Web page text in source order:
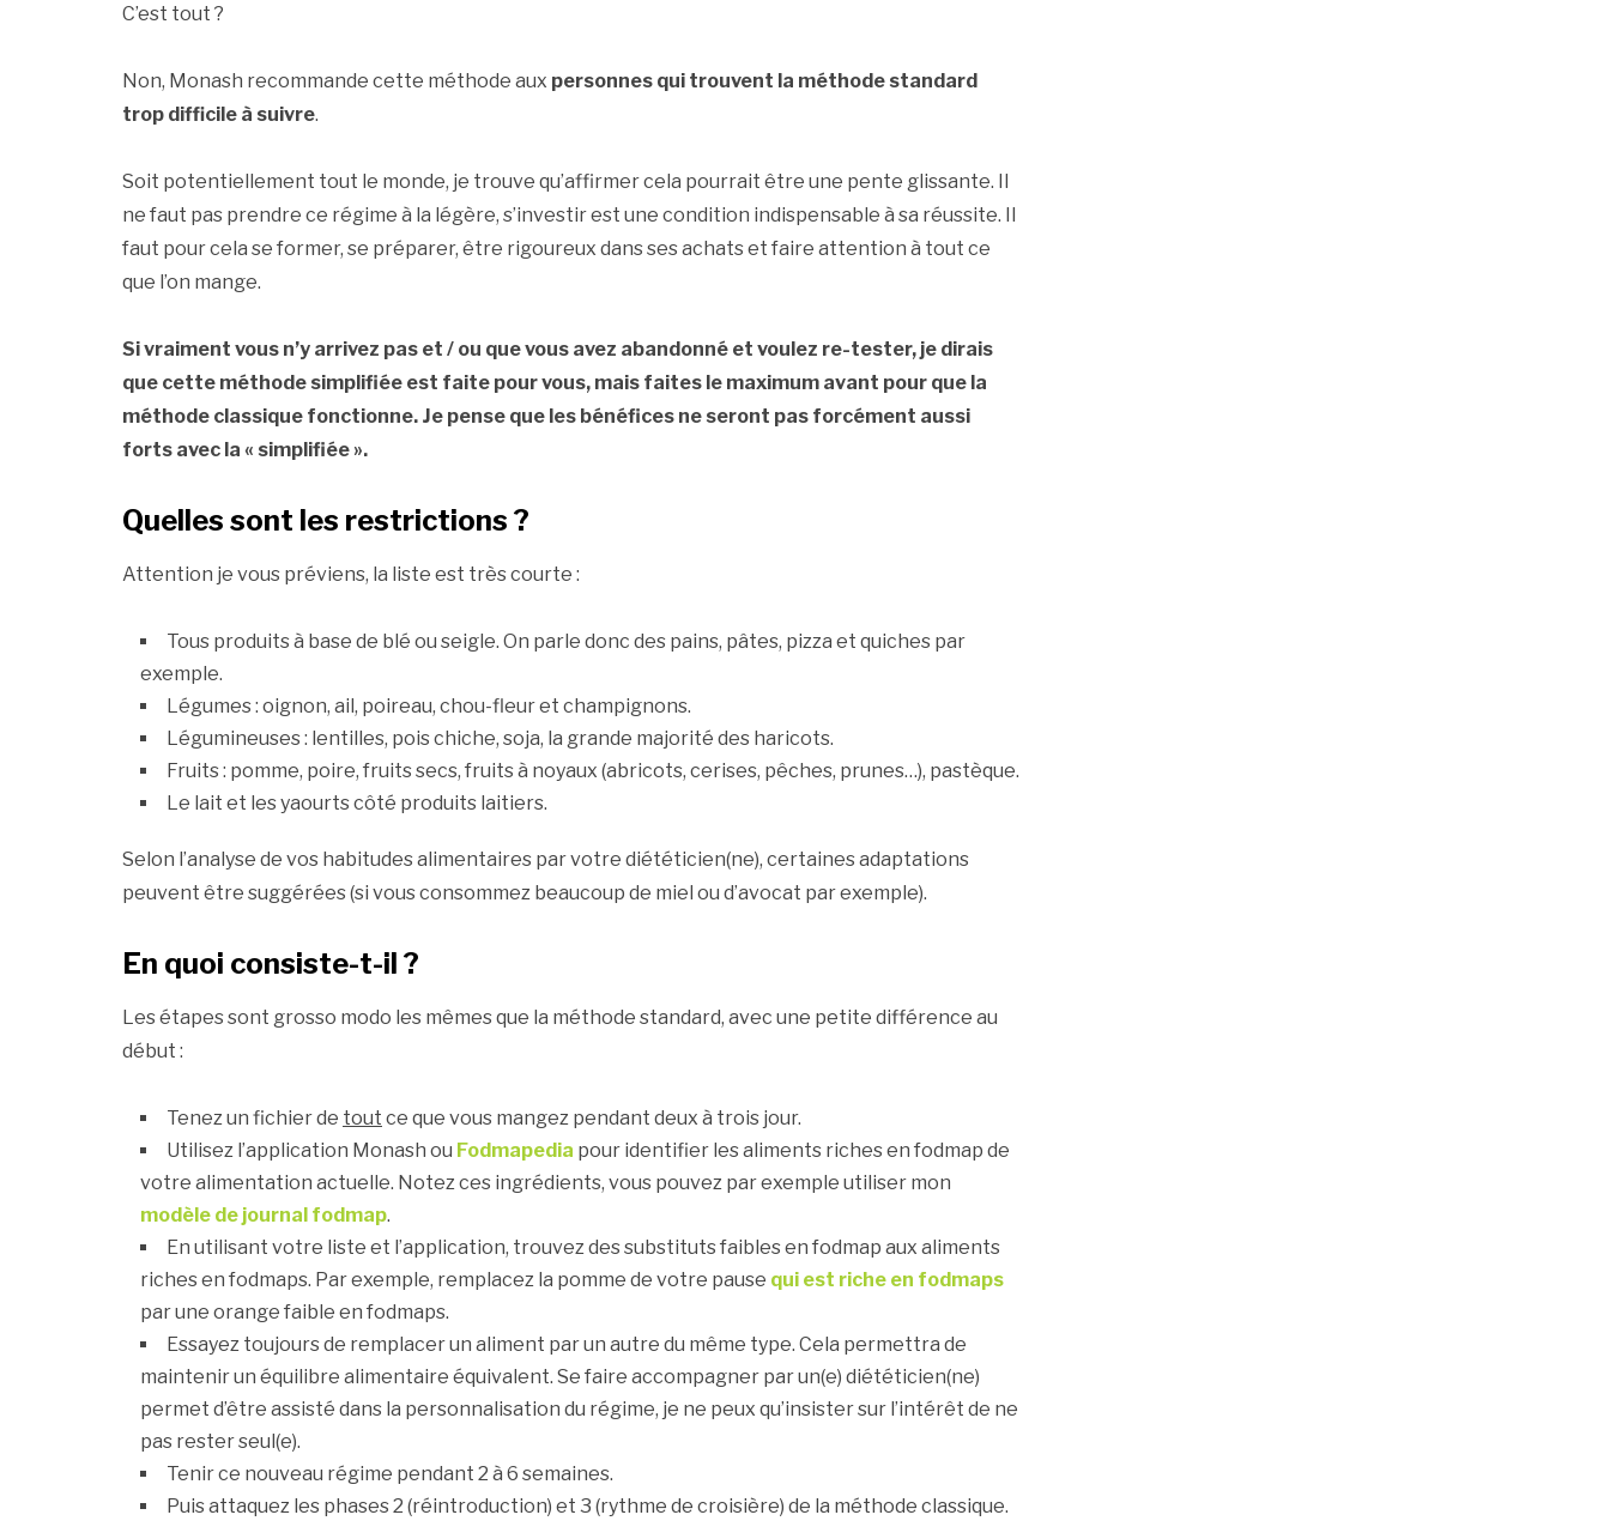
C’est tout ?
Non, Monash recommande cette méthode aux personnes qui trouvent la méthode standard
trop difficile à suivre.
Soit potentiellement tout le monde, je trouve qu’affirmer cela pourrait être une pente glissante. Il
ne faut pas prendre ce régime à la légère, s’investir est une condition indispensable à sa réussite. Il
faut pour cela se former, se préparer, être rigoureux dans ses achats et faire attention à tout ce
que l’on mange.
Si vraiment vous n’y arrivez pas et / ou que vous avez abandonné et voulez re-tester, je dirais
que cette méthode simplifiée est faite pour vous, mais faites le maximum avant pour que la
méthode classique fonctionne. Je pense que les bénéfices ne seront pas forcément aussi
forts avec la « simplifiée ».
Quelles sont les restrictions ?
Attention je vous préviens, la liste est très courte :
Tous produits à base de blé ou seigle. On parle donc des pains, pâtes, pizza et quiches par
exemple.
Légumes : oignon, ail, poireau, chou-fleur et champignons.
Légumineuses : lentilles, pois chiche, soja, la grande majorité des haricots.
Fruits : pomme, poire, fruits secs, fruits à noyaux (abricots, cerises, pêches, prunes…), pastèque.
Le lait et les yaourts côté produits laitiers.
Selon l’analyse de vos habitudes alimentaires par votre diététicien(ne), certaines adaptations
peuvent être suggérées (si vous consommez beaucoup de miel ou d’avocat par exemple).
En quoi consiste-t-il ?
Les étapes sont grosso modo les mêmes que la méthode standard, avec une petite différence au
début :
Tenez un fichier de tout ce que vous mangez pendant deux à trois jour.
Utilisez l’application Monash ou Fodmapedia pour identifier les aliments riches en fodmap de
votre alimentation actuelle. Notez ces ingrédients, vous pouvez par exemple utiliser mon
modèle de journal fodmap.
En utilisant votre liste et l’application, trouvez des substituts faibles en fodmap aux aliments
riches en fodmaps. Par exemple, remplacez la pomme de votre pause qui est riche en fodmaps
par une orange faible en fodmaps.
Essayez toujours de remplacer un aliment par un autre du même type. Cela permettra de
maintenir un équilibre alimentaire équivalent. Se faire accompagner par un(e) diététicien(ne)
permet d’être assisté dans la personnalisation du régime, je ne peux qu’insister sur l’intérêt de ne
pas rester seul(e).
Tenir ce nouveau régime pendant 2 à 6 semaines.
Puis attaquez les phases 2 (réintroduction) et 3 (rythme de croisière) de la méthode classique.